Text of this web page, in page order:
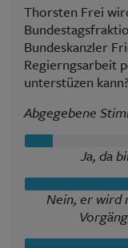
Thorsten Frei
Bundeskanzler
Regierngsarbeit
unterstüzen kann?
Abgegebene
Ja, da
Nein, er wird